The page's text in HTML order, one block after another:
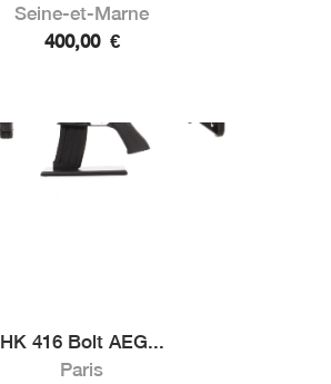
Seine-et-Marne
400,00 €
HK 416 Bolt AEG...
Paris